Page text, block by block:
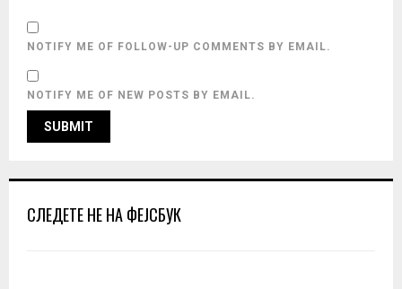
NOTIFY ME OF FOLLOW-UP COMMENTS BY EMAIL.
NOTIFY ME OF NEW POSTS BY EMAIL.
СЛЕДЕТЕ НЕ НА ФЕЈСБУК